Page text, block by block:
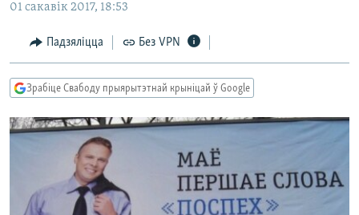
навігацыі
Перайсьці
пошуку
ЭКАНОМІКА
ВАЙНА
ПАЛІТВЯЗЬНІ
КУЛЬТУРА
КАЛЯНДАР
ПАДКАСТЫ
КНІГІ
PREMIUM
МОВА
НА ХВАЛЯХ СВАБОДЫ
ПАДКАСТЫ
FACEBOOK
01 сакавік 2017, 18:53
Падзяліцца Без VPN
Зрабіце Свабоду прыярытэтнай крыніцай ў Google